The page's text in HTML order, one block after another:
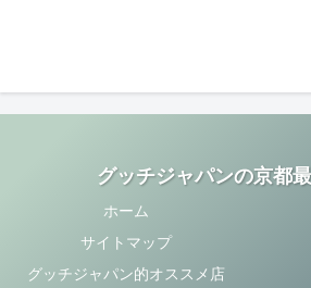
グッチジャパンの京都
ホーム
サイトマップ
グッチジャパン的オススメ店